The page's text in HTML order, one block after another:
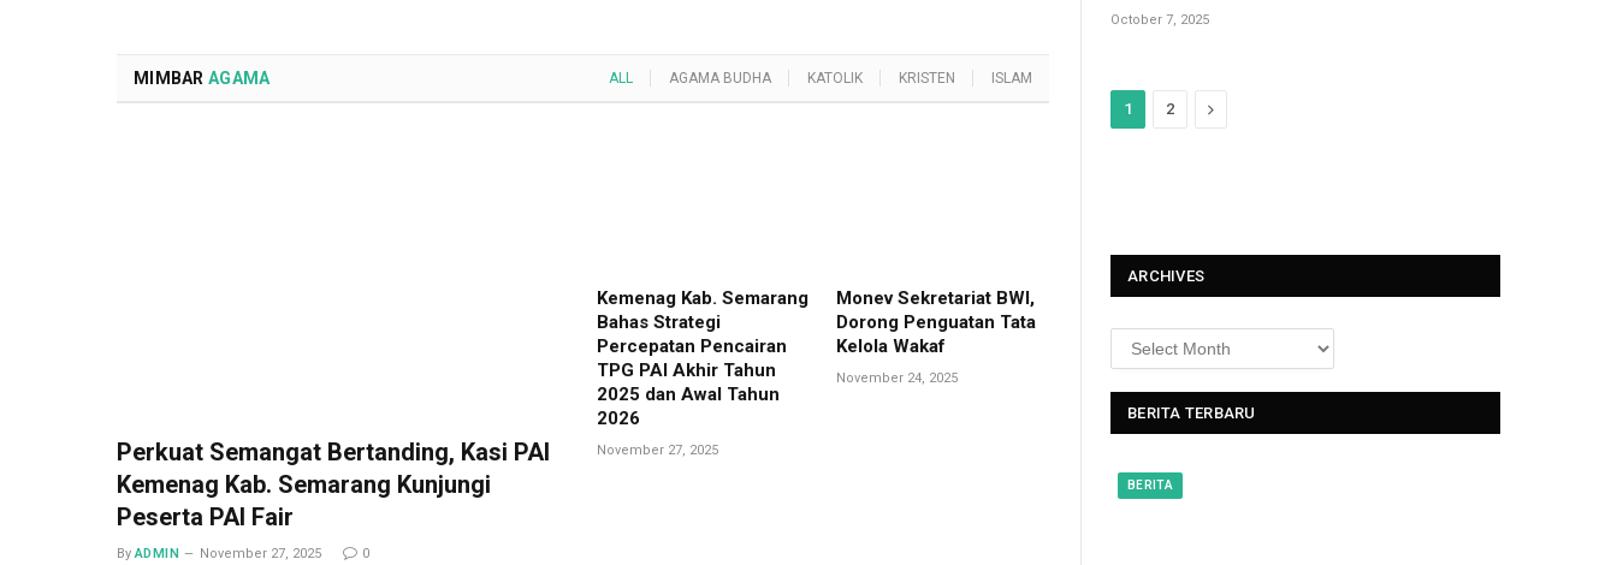
MIMBAR AGAMA ALL AGAMA BUDHA KATOLIK KRISTEN ISLAM
Perkuat Semangat Bertanding, Kasi PAI
Kemenag Kab. Semarang Kunjungi
Peserta PAI Fair
By ADMIN November 27, 2025 0
Kemenag Kab. Semarang
Bahas Strategi
Percepatan Pencairan
TPG PAI Akhir Tahun
2025 dan Awal Tahun
2026
November 27, 2025
Monev Sekretariat BWI,
Dorong Penguatan Tata
Kelola Wakaf
November 24, 2025
October 7, 2025
1 2
N
ARCHIVES
BERITA TERBARU
BERITA